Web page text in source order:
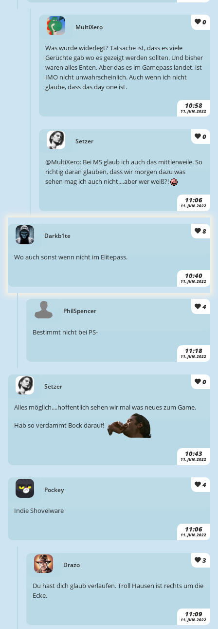
MultiXero
0
10:58
11. JUN. 2022
Was wurde widerlegt? Tatsache ist, dass es viele
Gerüchte gab wo es gezeigt werden sollten. Und bisher
waren alles Enten. Aber das es im Gamepass landet, ist
IMO nicht unwahrscheinlich. Auch wenn ich nicht
glaube, dass das day one ist.
Setzer
0
11:06
11. JUN. 2022
@MultiXero: Bei MS glaub ich auch das mittlerweile. So
richtig daran glauben, dass wir morgen dazu was
sehen mag ich auch nicht....aber wer weiß?!
Darkb1te
8
10:40
11. JUN. 2022
Wo auch sonst wenn nicht im Elitepass.
PhilSpencer 4
11:18
11. JUN. 2022
Bestimmt nicht bei PS-
Setzer
0
10:43
11. JUN. 2022
Alles möglich....hoffentlich sehen wir mal was neues zum Game.
Hab so verdammt Bock darauf!
Pockey
4
11:06
11. JUN. 2022
Indie Shovelware
Drazo
3
11:09
11. JUN. 2022
Du hast dich glaub verlaufen. Troll Hausen ist rechts um die
Ecke.